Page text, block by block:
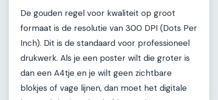
De gouden regel voor kwaliteit op groot
formaat is de resolutie van 300 DPI (Dots Per
Inch). Dit is de standaard voor professioneel
drukwerk. Als je een poster wilt die groter is
dan een A4tje en je wilt geen zichtbare
blokjes of vage lijnen, dan moet het digitale